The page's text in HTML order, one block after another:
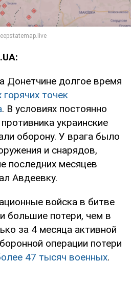
Донетчине долгое время
точек
. В условиях постоянно
украинские
оборону. У врага было
и снарядов,
последних месяцев
Авдеевку.
войска в битве
большие потери, чем в
за 4 месяца активной
операции потери
47 тысяч военных.